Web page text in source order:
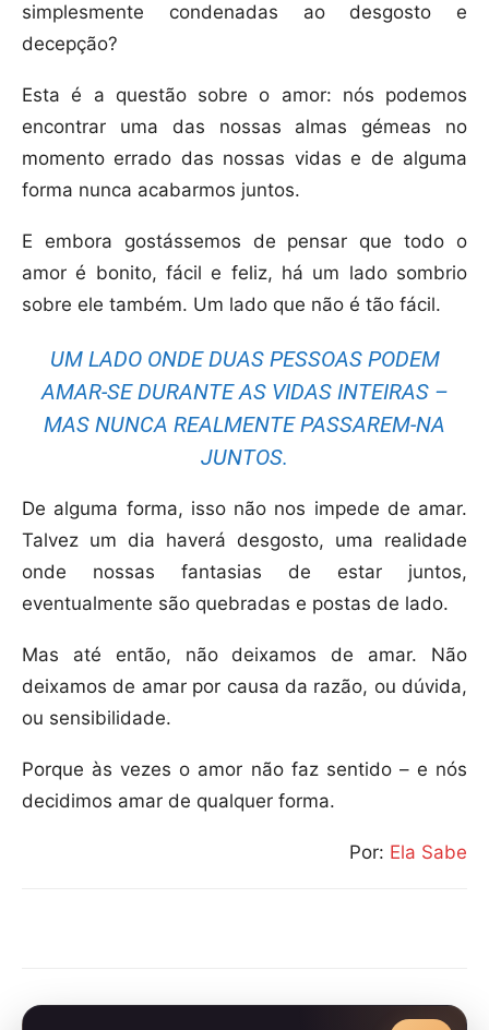
simplesmente condenadas ao desgosto e
decepção?
Esta é a questão sobre o amor: nós podemos
encontrar uma das nossas almas gémeas no
momento errado das nossas vidas e de alguma
forma nunca acabarmos juntos.
E embora gostássemos de pensar que todo o
amor é bonito, fácil e feliz, há um lado sombrio
sobre ele também. Um lado que não é tão fácil.
UM LADO ONDE DUAS PESSOAS PODEM
AMAR-SE DURANTE AS VIDAS INTEIRAS –
MAS NUNCA REALMENTE PASSAREM-NA
JUNTOS.
De alguma forma, isso não nos impede de amar.
Talvez um dia haverá desgosto, uma realidade
onde nossas fantasias de estar juntos,
eventualmente são quebradas e postas de lado.
Mas até então, não deixamos de amar. Não
deixamos de amar por causa da razão, ou dúvida,
ou sensibilidade.
Porque às vezes o amor não faz sentido – e nós
decidimos amar de qualquer forma.
Por: Ela Sabe